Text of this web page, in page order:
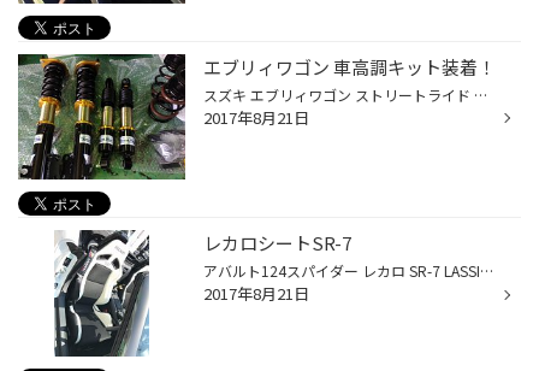
エブリィワゴン 車高調キット装着！
スズキ エブリィワゴン ストリートライド 車高調キット装着！ ふらつきのご不満これで解消しました！オーナーさんは大絶賛！
2017年8月21日
レカロシートSR-7
アバルト124スパイダー レカロ SR-7 LASSIC 装着！ 車体のボディカラーとベストマッチ！お洒落！ バツグンのホールド性！ 腰痛防止！
2017年8月21日